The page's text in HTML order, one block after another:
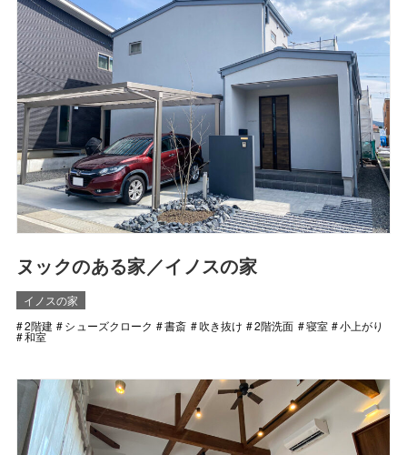
ヌックのある家／イノスの家
イノスの家
2階建
シューズクローク 書斎 吹き抜け 2階洗面 寝室 小上がり
和室